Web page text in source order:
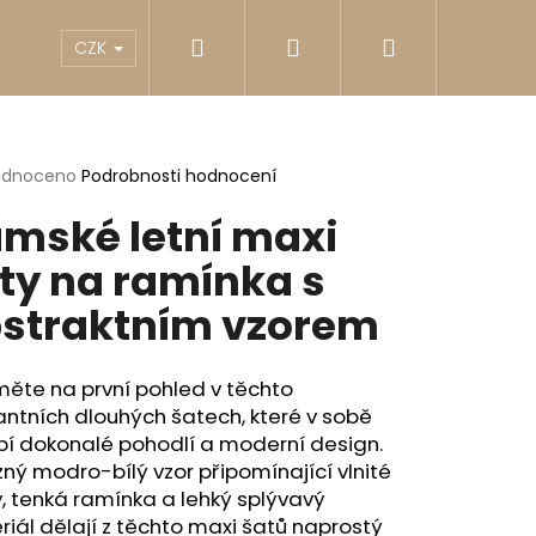
Reklamace Obchodní podmínky
CZK Přihlášení
Podrobnosti hodnocení
letní maxi
na ramínka s
vzorem
na první pohled v těchto
dlouhých šatech, které v sobě
dokonalé pohodlí a moderní design.
modro-bílý vzor připomínající vlnité
tenká ramínka a lehký splývavý
dělají z těchto maxi šatů naprostý
Následující